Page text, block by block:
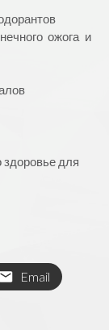
ожога и
для
Email